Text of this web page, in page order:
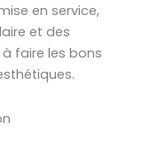
en service,
et des
faire les bons